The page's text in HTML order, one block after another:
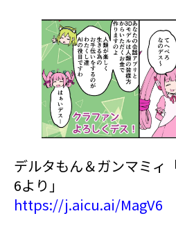
デルタもん＆ガンマミィ
6より」
https://j.aicu.ai/MagV6